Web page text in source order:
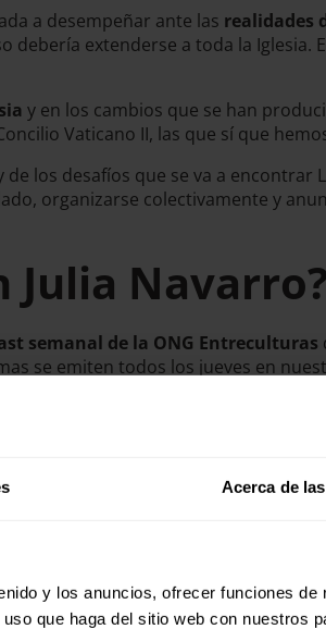
Acerca de
y los anuncios, ofrecer funciones de
que haga del sitio web con nuestros
a desempeñar ante las realidades
extenderse a toda la Iglesia.
y en los cambios que se han
Vaticano II, las que sí que
de los desafíos que se va a encontrar
organizarse colectivamente y
Julia Navarro?
semanal de la ONG Entreculturas
se emiten todos los jueves en